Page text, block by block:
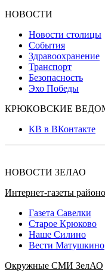
НОВОСТИ
Новости столицы
События
Здравоохранение
Транспорт
Безопасность
Эхо Победы
КРЮКОВСКИЕ
КВ в ВКонтакте
НОВОСТИ ЗЕЛАО
Интернет-газеты
Газета Савелки
Старое Крюково
Наше Силино
Вести Матушкино
Окружные СМИ ЗелАО